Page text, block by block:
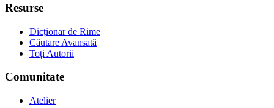
Resurse
Dicționar de Rime
Căutare Avansată
Toți Autorii
Comunitate
Atelier